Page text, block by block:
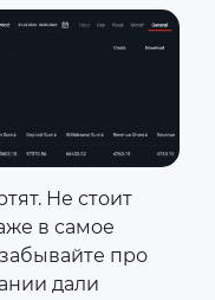
Не стоит
в самое
про
дали